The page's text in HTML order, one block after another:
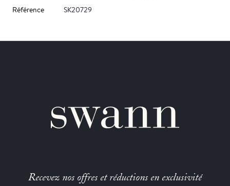
Référence
SK20729
Recevez nos offres et réductions en exclusivité